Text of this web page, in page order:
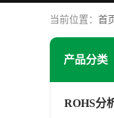
当前位置： 首
产品分类
ROHS分